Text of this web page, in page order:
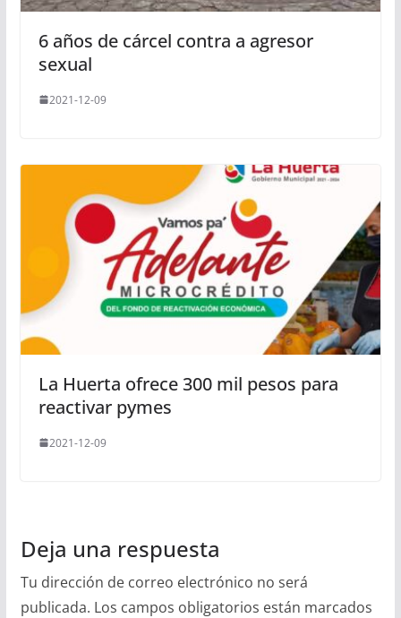
6 años de cárcel contra a agresor
sexual
2021-12-09
La Huerta ofrece 300 mil pesos para
reactivar pymes
2021-12-09
Deja una respuesta
Tu dirección de correo electrónico no será
publicada. Los campos obligatorios están marcados